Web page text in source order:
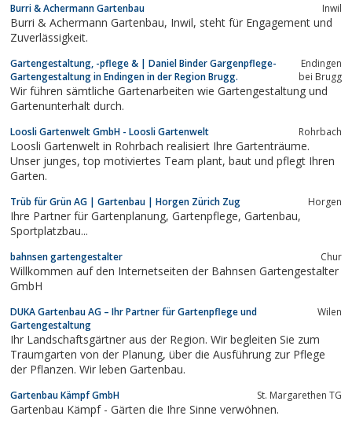
Burri & Achermann Gartenbau Inwil
Burri & Achermann Gartenbau, Inwil, steht für Engagement und
Zuverlässigkeit.
Gartengestaltung, -pflege & | Daniel Binder Gargenpflege-
Gartengestaltung in Endingen in der Region Brugg.
Endingen
bei Brugg
Wir führen sämtliche Gartenarbeiten wie Gartengestaltung und
Gartenunterhalt durch.
Loosli Gartenwelt GmbH - Loosli Gartenwelt Rohrbach
Loosli Gartenwelt in Rohrbach realisiert Ihre Gartenträume.
Unser junges, top motiviertes Team plant, baut und pflegt Ihren
Garten.
Trüb für Grün AG | Gartenbau | Horgen Zürich Zug Horgen
Ihre Partner für Gartenplanung, Gartenpflege, Gartenbau,
Sportplatzbau...
bahnsen gartengestalter Chur
Willkommen auf den Internetseiten der Bahnsen Gartengestalter
GmbH
DUKA Gartenbau AG – Ihr Partner für Gartenpflege und
Gartengestaltung
Wilen
Ihr Landschaftsgärtner aus der Region. Wir begleiten Sie zum
Traumgarten von der Planung, über die Ausführung zur Pflege
der Pflanzen. Wir leben Gartenbau.
Gartenbau Kämpf GmbH St. Margarethen TG
Gartenbau Kämpf - Gärten die Ihre Sinne verwöhnen.